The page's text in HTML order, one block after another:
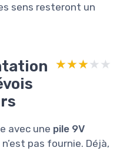
sens resteront un
★★★★★
★★★★★
avec une pile 9V
pas fournie. Déjà,